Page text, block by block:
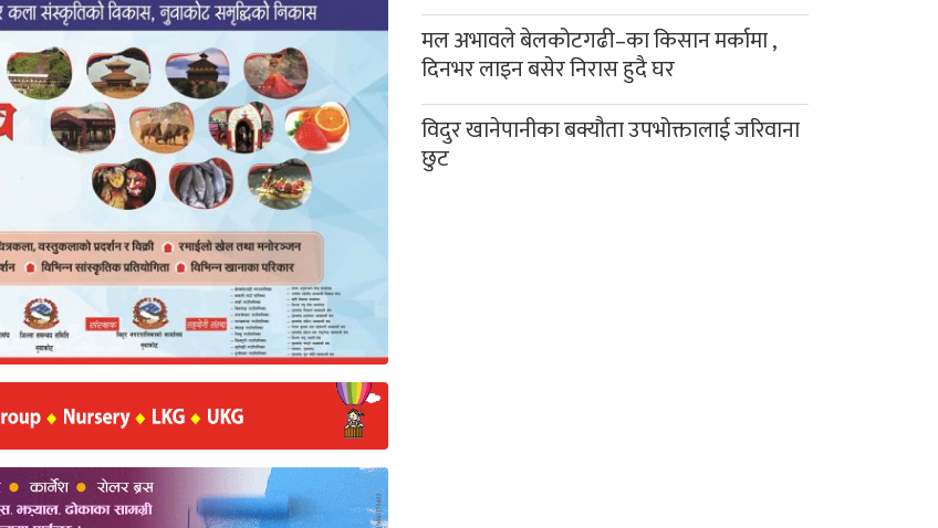
मल अभावले बेलकोटगढी–का किसान मर्कामा ,
दिनभर लाइन बसेर निरास हुदै घर
विदुर खानेपानीका बक्यौता उपभोक्तालाई जरिवाना
छुट